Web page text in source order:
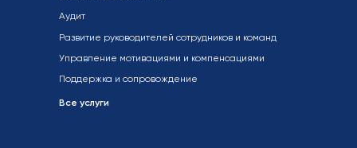
Развитие руководителей сотрудников и команд
Аудит
Управление мотивациями и компенсациями
Поддержка и сопровождение
Все услуги